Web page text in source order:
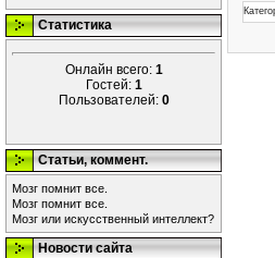
Статистика
Онлайн всего: 1
Гостей: 1
Пользователей: 0
Статьи, коммент.
Мозг помнит все.
Мозг помнит все.
Мозг или искусственный интеллект?
Новости сайта